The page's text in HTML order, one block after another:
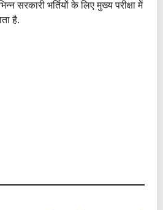
सरकारी भर्तियों के लिए मुख्य परीक्षा में
है.